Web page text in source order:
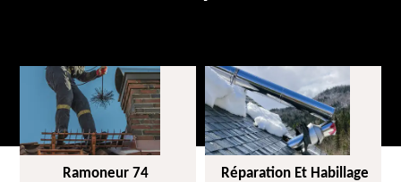
Ramoneur 74
Réparation Et Habillage